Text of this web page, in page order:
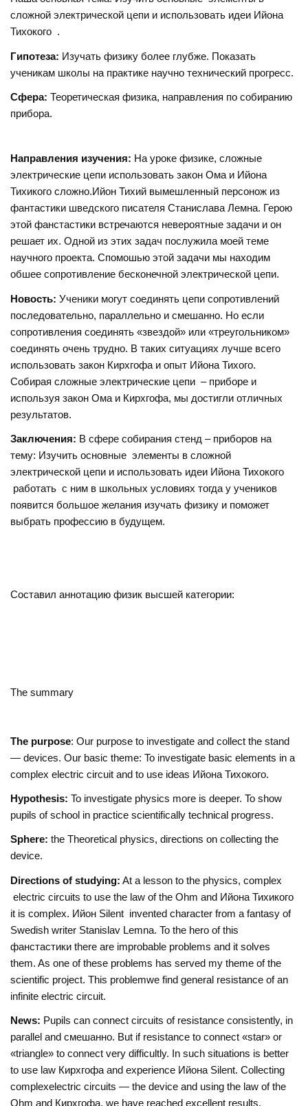
сложной электрической цепи и использовать идеи Ийона
Тихокого .
Гипотеза: Изучать физику более глубже. Показать
ученикам школы на практике научно технический прогресс.
Сфера: Теоретическая физика, направления по собиранию
прибора.
Направления изучения: На уроке физике, сложные
электрические цепи использовать закон Ома и Ийона
Тихикого сложно.Ийон Тихий вымешленный персонож из
фантастики шведского писателя Станислава Лемна. Герою
этой фанстастики встречаются невероятные задачи и он
решает их. Одной из этих задач послужила моей теме
научного проекта. Спомошью этой задачи мы находим
обшее сопротивление бесконечной электрической цепи.
Новость: Ученики могут соединять цепи сопротивлений
последовательно, параллельно и смешанно. Но если
сопротивления соединять «звездой» или «треугольником»
соединять очень трудно. В таких ситуациях лучше всего
использовать закон Кирхгофа и опыт Ийона Тихого.
Собирая сложные электрические цепи – приборе и
используя закон Ома и Кирхгофа, мы достигли отличных
результатов.
Заключения: В сфере собирания стенд – приборов на
тему: Изучить основные элементы в сложной
электрической цепи и использовать идеи Ийона Тихокого
работать с ним в школьных условиях тогда у учеников
появится большое желания изучать физику и поможет
выбрать профессию в будущем.
Составил аннотацию физик высшей категории:
The summary
The purpose: Our purpose to investigate and collect the stand
— devices. Our basic theme: To investigate basic elements in a
complex electric circuit and to use ideas Ийона Тихокого.
Hypothesis: To investigate physics more is deeper. To show
pupils of school in practice scientifically technical progress.
Sphere: the Theoretical physics, directions on collecting the
device.
Directions of studying: At a lesson to the physics, complex
electric circuits to use the law of the Ohm and Ийона Тихикого
it is complex. Ийон Silent invented character from a fantasy of
Swedish writer Stanislav Lemna. To the hero of this
фанстастики there are improbable problems and it solves
them. As one of these problems has served my theme of the
scientific project. Тhis problemwe find general resistance of an
infinite electric circuit.
News: Pupils can connect circuits of resistance consistently, in
parallel and смешанно. But if resistance to connect «star» or
«triangle» to connect very difficultly. In such situations is better
to use law Кирхгофа and experience Ийона Silent. Collecting
complexelectric circuits — the device and using the law of the
Ohm and Кирхгофа, we have reached excellent results.